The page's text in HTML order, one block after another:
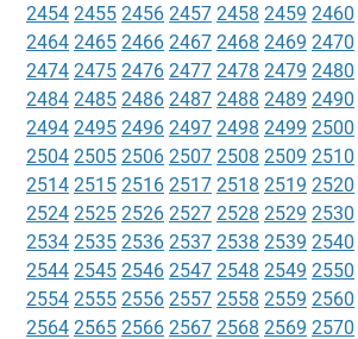
2454 2455 2456 2457 2458 2459 2460
2464 2465 2466 2467 2468 2469 2470
2474 2475 2476 2477 2478 2479 2480
2484 2485 2486 2487 2488 2489 2490
2494 2495 2496 2497 2498 2499 2500
2504 2505 2506 2507 2508 2509 2510
2514 2515 2516 2517 2518 2519 2520
2524 2525 2526 2527 2528 2529 2530
2534 2535 2536 2537 2538 2539 2540
2544 2545 2546 2547 2548 2549 2550
2554 2555 2556 2557 2558 2559 2560
2564 2565 2566 2567 2568 2569 2570